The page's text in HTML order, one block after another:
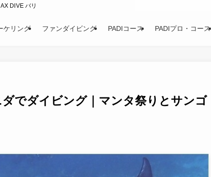
DIVE バリ
ケリング ファンダイビング PADIコース PADIプロ・コース
でダイビング｜マンタ祭りとサンゴ